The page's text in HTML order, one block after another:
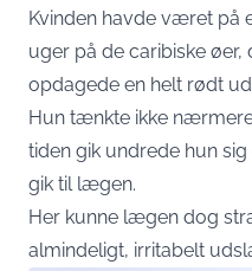
Kvinden havde været på
uger på de caribiske
opdagede en helt rødt
Hun tænkte ikke
tiden gik undrede hun
gik til lægen.
Her kunne lægen dog
almindeligt, irritabelt